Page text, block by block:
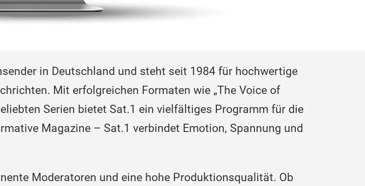
in Deutschland und steht seit 1984 für hochwertige
Mit erfolgreichen Formaten wie „The Voice of
Serien bietet Sat.1 ein vielfältiges Programm für die
Magazine – Sat.1 verbindet Emotion, Spannung und
Moderatoren und eine hohe Produktionsqualität. Ob